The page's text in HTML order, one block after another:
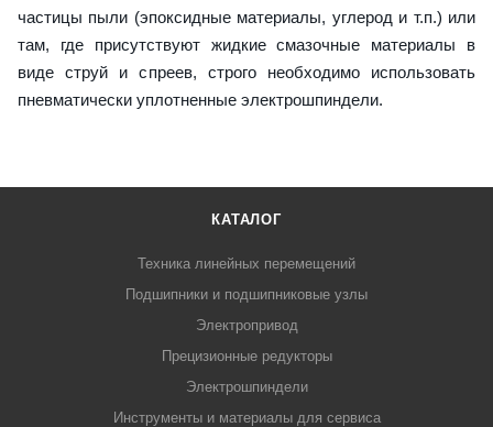
частицы пыли (эпоксидные материалы, углерод и т.п.) или
там, где присутствуют жидкие смазочные материалы в
виде струй и спреев, строго необходимо использовать
пневматически уплотненные электрошпиндели.
КАТАЛОГ
Техника линейных перемещений
Подшипники и подшипниковые узлы
Электропривод
Прецизионные редукторы
Электрошпиндели
Инструменты и материалы для сервиса